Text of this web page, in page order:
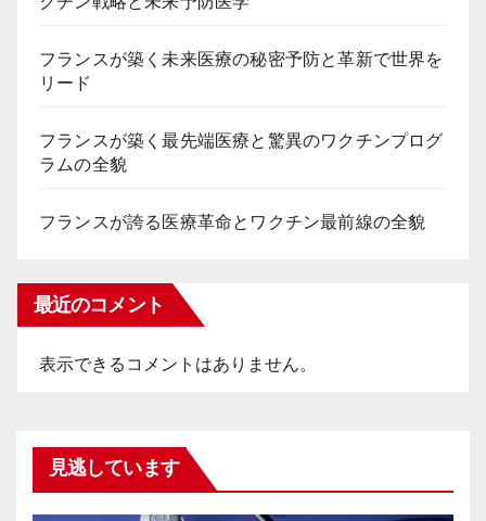
フランスが築く未来医療の秘密予防と革新で世界を
リード
フランスが築く最先端医療と驚異のワクチンプログ
ラムの全貌
フランスが誇る医療革命とワクチン最前線の全貌
最近のコメント
表示できるコメントはありません。
見逃しています